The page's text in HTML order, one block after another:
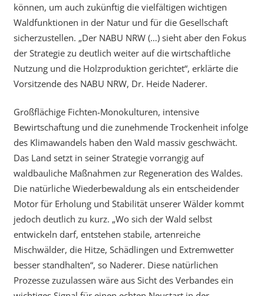
können, um auch zukünftig die vielfältigen wichtigen
Waldfunktionen in der Natur und für die Gesellschaft
sicherzustellen. „Der NABU NRW (…) sieht aber den Fokus
der Strategie zu deutlich weiter auf die wirtschaftliche
Nutzung und die Holzproduktion gerichtet“, erklärte die
Vorsitzende des NABU NRW, Dr. Heide Naderer.
Großflächige Fichten-Monokulturen, intensive
Bewirtschaftung und die zunehmende Trockenheit infolge
des Klimawandels haben den Wald massiv geschwächt.
Das Land setzt in seiner Strategie vorrangig auf
waldbauliche Maßnahmen zur Regeneration des Waldes.
Die natürliche Wiederbewaldung als ein entscheidender
Motor für Erholung und Stabilität unserer Wälder kommt
jedoch deutlich zu kurz. „Wo sich der Wald selbst
entwickeln darf, entstehen stabile, artenreiche
Mischwälder, die Hitze, Schädlingen und Extremwetter
besser standhalten“, so Naderer. Diese natürlichen
Prozesse zuzulassen wäre aus Sicht des Verbandes ein